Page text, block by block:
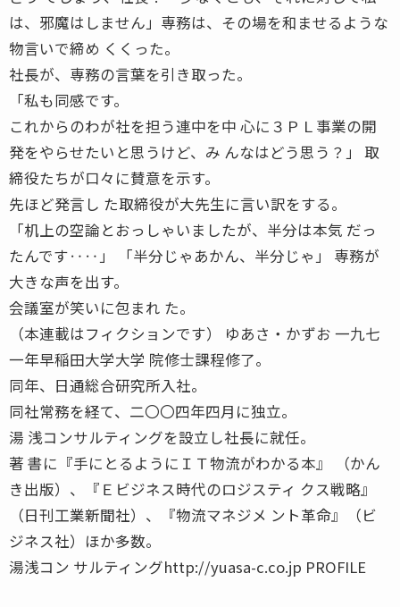
は、邪魔はしません」専務は、その場を和ませるような
物言いで締め くくった。
社長が、専務の言葉を引き取った。
「私も同感です。
これからのわが社を担う連中を中 心に３ＰＬ事業の開
発をやらせたいと思うけど、み んなはどう思う？」 取
締役たちが口々に賛意を示す。
先ほど発言し た取締役が大先生に言い訳をする。
「机上の空論とおっしゃいましたが、半分は本気 だっ
たんです‥‥」 「半分じゃあかん、半分じゃ」 専務が
大きな声を出す。
会議室が笑いに包まれ た。
（本連載はフィクションです） ゆあさ・かずお 一九七
一年早稲田大学大学 院修士課程修了。
同年、日通総合研究所入社。
同社常務を経て、二〇〇四年四月に独立。
湯 浅コンサルティングを設立し社長に就任。
著 書に『手にとるようにＩＴ物流がわかる本』 （かん
き出版）、『Ｅビジネス時代のロジスティ クス戦略』
（日刊工業新聞社）、『物流マネジメ ント革命』（ビ
ジネス社）ほか多数。
湯浅コン サルティングhttp://yuasa-c.co.jp PROFILE